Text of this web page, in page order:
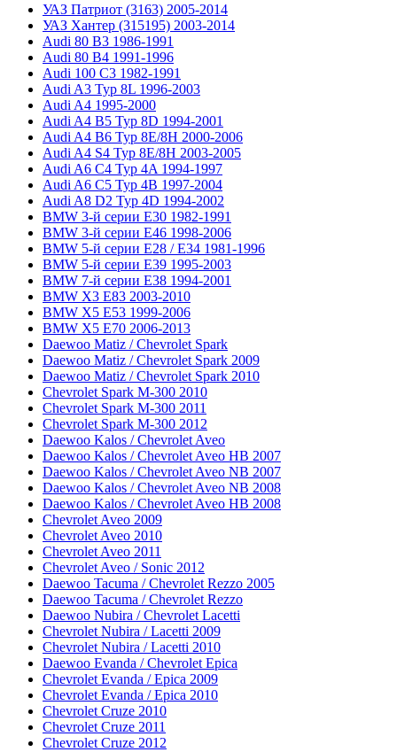
УАЗ Патриот (3163) 2005-2014
УАЗ Хантер (315195) 2003-2014
Audi 80 B3 1986-1991
Audi 80 B4 1991-1996
Audi 100 C3 1982-1991
Audi A3 Typ 8L 1996-2003
Audi A4 1995-2000
Audi A4 B5 Typ 8D 1994-2001
Audi A4 B6 Typ 8E/8H 2000-2006
Audi A4 S4 Typ 8E/8H 2003-2005
Audi A6 C4 Typ 4A 1994-1997
Audi A6 C5 Typ 4B 1997-2004
Audi A8 D2 Typ 4D 1994-2002
BMW 3-й серии E30 1982-1991
BMW 3-й серии E46 1998-2006
BMW 5-й серии E28 / E34 1981-1996
BMW 5-й серии E39 1995-2003
BMW 7-й серии E38 1994-2001
BMW X3 E83 2003-2010
BMW X5 E53 1999-2006
BMW X5 E70 2006-2013
Daewoo Matiz / Chevrolet Spark
Daewoo Matiz / Chevrolet Spark 2009
Daewoo Matiz / Chevrolet Spark 2010
Chevrolet Spark M-300 2010
Chevrolet Spark M-300 2011
Chevrolet Spark M-300 2012
Daewoo Kalos / Chevrolet Aveo
Daewoo Kalos / Chevrolet Aveo HB 2007
Daewoo Kalos / Chevrolet Aveo NB 2007
Daewoo Kalos / Chevrolet Aveo NB 2008
Daewoo Kalos / Chevrolet Aveo HB 2008
Chevrolet Aveo 2009
Chevrolet Aveo 2010
Chevrolet Aveo 2011
Chevrolet Aveo / Sonic 2012
Daewoo Tacuma / Chevrolet Rezzo 2005
Daewoo Tacuma / Chevrolet Rezzo
Daewoo Nubira / Chevrolet Lacetti
Chevrolet Nubira / Lacetti 2009
Chevrolet Nubira / Lacetti 2010
Daewoo Evanda / Chevrolet Epica
Chevrolet Evanda / Epica 2009
Chevrolet Evanda / Epica 2010
Chevrolet Cruze 2010
Chevrolet Cruze 2011
Chevrolet Cruze 2012